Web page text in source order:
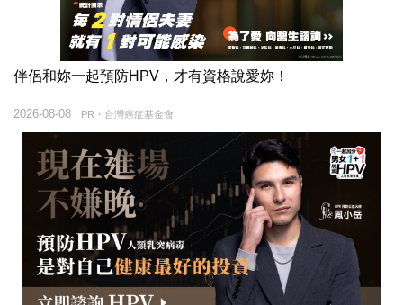
伴侶和妳一起預防HPV，才有資格說愛妳！
PR・台灣癌症基金會
2026-08-08